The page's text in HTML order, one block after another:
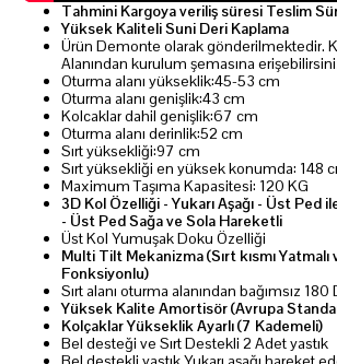
Tahmini Kargoyaveriliş süresi Teslim
Yüksek Kaliteli Suni Deri Kaplama
Ürün Demonte olarak gönderilmektedir.
Alanından kurulum şemasına
Oturma alanı yükseklik:45-53 cm
Oturma alanı genişlik:43 cm
Kolcaklar dahil genişlik:67 cm
Oturma alanı derinlik:52 cm
Sırt yüksekliği:97 cm
Sırt yüksekliği en yüksek konumda: 148
Maximum Taşıma Kapasitesi: 120 KG
3D Kol Özelliği - Yukarı Aşağı - Üst Ped
- Üst Ped Sağa ve Sola Hareketli
Üst Kol Yumuşak Doku Özelliği
Multi Tilt Mekanizma (Sırt kısmı
Fonksiyonlu)
Sırt alanı oturma alanından bağımsız
Yüksek Kalite Amortisör (Avrupa
Kolçaklar Yükseklik Ayarlı (7 Kademeli)
Bel desteği ve Sırt Destekli 2 Adet yastık